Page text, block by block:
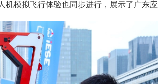
模拟飞行体验也同步进行，展示了广东